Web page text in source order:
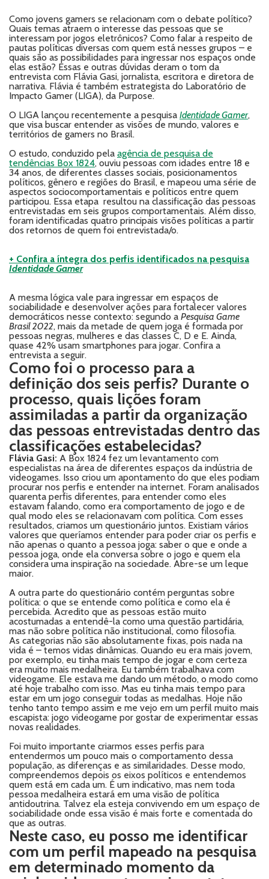
Como jovens gamers se relacionam com o debate político?
Quais temas atraem o interesse das pessoas que se
interessam por jogos eletrônicos? Como falar a respeito de
pautas políticas diversas com quem está nesses grupos – e
quais são as possibilidades para ingressar nos espaços onde
elas estão? Essas e outras dúvidas deram o tom da
entrevista com Flávia Gasi, jornalista, escritora e diretora de
narrativa. Flávia é também estrategista do Laboratório de
Impacto Gamer (LIGA), da Purpose.
O LIGA lançou recentemente a pesquisa Identidade Gamer,
que visa buscar entender as visões de mundo, valores e
territórios de gamers no Brasil.
O estudo, conduzido pela agência de pesquisa de
tendências Box 1824, ouviu pessoas com idades entre 18 e
34 anos, de diferentes classes sociais, posicionamentos
políticos, gênero e regiões do Brasil, e mapeou uma série de
aspectos sociocomportamentais e políticos entre quem
participou. Essa etapa resultou na classificação das pessoas
entrevistadas em seis grupos comportamentais. Além disso,
foram identificadas quatro principais visões políticas a partir
dos retornos de quem foi entrevistada/o.
+ Confira a íntegra dos perfis identificados na pesquisa
Identidade Gamer
A mesma lógica vale para ingressar em espaços de
sociabilidade e desenvolver ações para fortalecer valores
democráticos nesse contexto: segundo a Pesquisa Game
Brasil 2022, mais da metade de quem joga é formada por
pessoas negras, mulheres e das classes C, D e E. Ainda,
quase 42% usam smartphones para jogar. Confira a
entrevista a seguir.
Como foi o processo para a
definição dos seis perfis? Durante o
processo, quais lições foram
assimiladas a partir da organização
das pessoas entrevistadas dentro das
classificações estabelecidas?
Flávia Gasi: A Box 1824 fez um levantamento com
especialistas na área de diferentes espaços da indústria de
videogames. Isso criou um apontamento do que eles podiam
procurar nos perfis e entender na internet. Foram analisados
quarenta perfis diferentes, para entender como eles
estavam falando, como era comportamento de jogo e de
qual modo eles se relacionavam com política. Com esses
resultados, criamos um questionário juntos. Existiam vários
valores que queríamos entender para poder criar os perfis e
não apenas o quanto a pessoa joga: saber o que e onde a
pessoa joga, onde ela conversa sobre o jogo e quem ela
considera uma inspiração na sociedade. Abre-se um leque
maior.
A outra parte do questionário contém perguntas sobre
política: o que se entende como política e como ela é
percebida. Acredito que as pessoas estão muito
acostumadas a entendê-la como uma questão partidária,
mas não sobre política não institucional, como filosofia.
As categorias não são absolutamente fixas, pois nada na
vida é – temos vidas dinâmicas. Quando eu era mais jovem,
por exemplo, eu tinha mais tempo de jogar e com certeza
era muito mais medalheira. Eu também trabalhava com
videogame. Ele estava me dando um método, o modo como
até hoje trabalho com isso. Mas eu tinha mais tempo para
estar em um jogo conseguir todas as medalhas. Hoje não
tenho tanto tempo assim e me vejo em um perfil muito mais
escapista: jogo videogame por gostar de experimentar essas
novas realidades.
Foi muito importante criarmos esses perfis para
entendermos um pouco mais o comportamento dessa
população, as diferenças e as similaridades. Desse modo,
compreendemos depois os eixos políticos e entendemos
quem está em cada um. É um indicativo, mas nem toda
pessoa medalheira estará em uma visão de política
antidoutrina. Talvez ela esteja convivendo em um espaço de
sociabilidade onde essa visão é mais forte e comentada do
que as outras.
Neste caso, eu posso me identificar
com um perfil mapeado na pesquisa
em determinado momento da